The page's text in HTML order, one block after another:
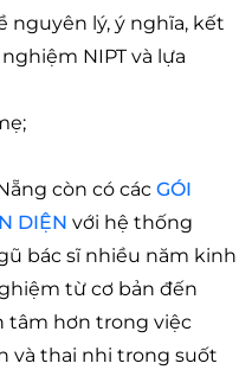
nguyên lý, ý nghĩa, kết
NIPT và lựa
còn có các GÓI
DIỆN với hệ thống
bác sĩ nhiều năm kinh
từ cơ bản đến
tâm hơn trong việc
và thai nhi trong suốt